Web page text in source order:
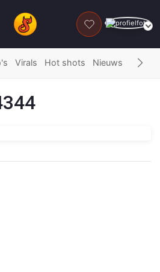
DONEER
Virals Hot shots Nieuws Fails